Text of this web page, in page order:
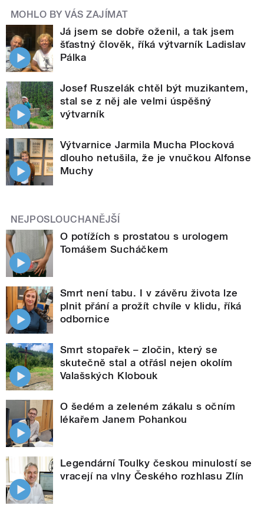
MOHLO BY VÁS ZAJÍMAT
Já jsem se dobře oženil, a tak jsem
šťastný člověk, říká výtvarník Ladislav
Pálka
Josef Ruszelák chtěl být muzikantem,
stal se z něj ale velmi úspěšný
výtvarník
Výtvarnice Jarmila Mucha Plocková
dlouho netušila, že je vnučkou Alfonse
Muchy
NEJPOSLOUCHANĚJŠÍ
O potížích s prostatou s urologem
Tomášem Sucháčkem
Smrt není tabu. I v závěru života lze
plnit přání a prožít chvíle v klidu, říká
odbornice
Smrt stopařek – zločin, který se
skutečně stal a otřásl nejen okolím
Valašských Klobouk
O šedém a zeleném zákalu s očním
lékařem Janem Pohankou
Legendární Toulky českou minulostí se
vracejí na vlny Českého rozhlasu Zlín